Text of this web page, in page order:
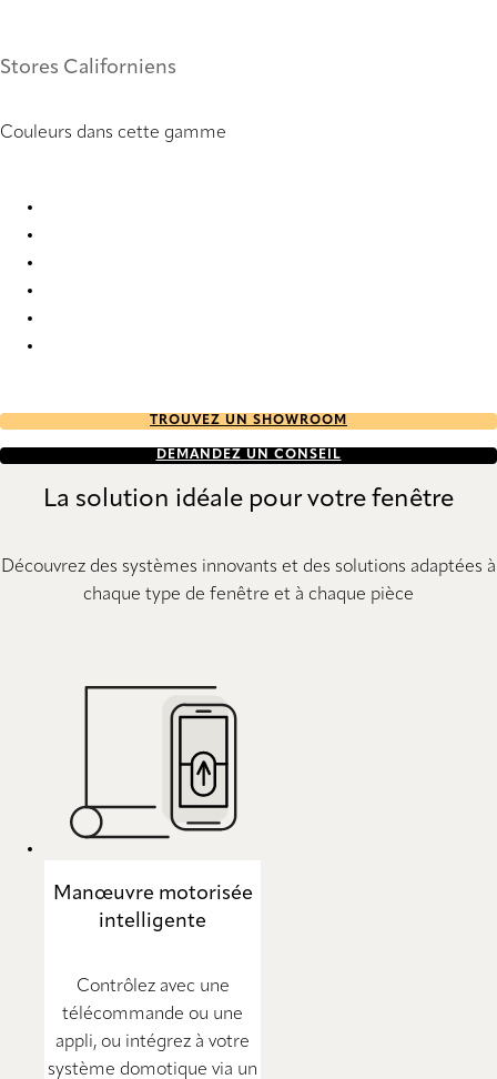
Stores Californiens
Couleurs dans cette gamme
TROUVEZ UN SHOWROOM
DEMANDEZ UN CONSEIL
La solution idéale pour votre fenêtre
Découvrez des systèmes innovants et des solutions adaptées à
chaque type de fenêtre et à chaque pièce
Manœuvre motorisée
intelligente
Contrôlez avec une
télécommande ou une
appli, ou intégrez à votre
système domotique via un